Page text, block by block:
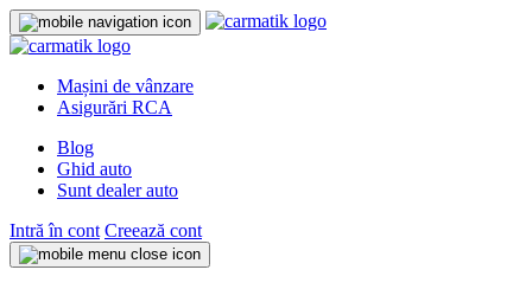
Mașini de vânzare
Asigurări RCA
Blog
Ghid auto
Sunt dealer auto
Intră în cont Creează cont